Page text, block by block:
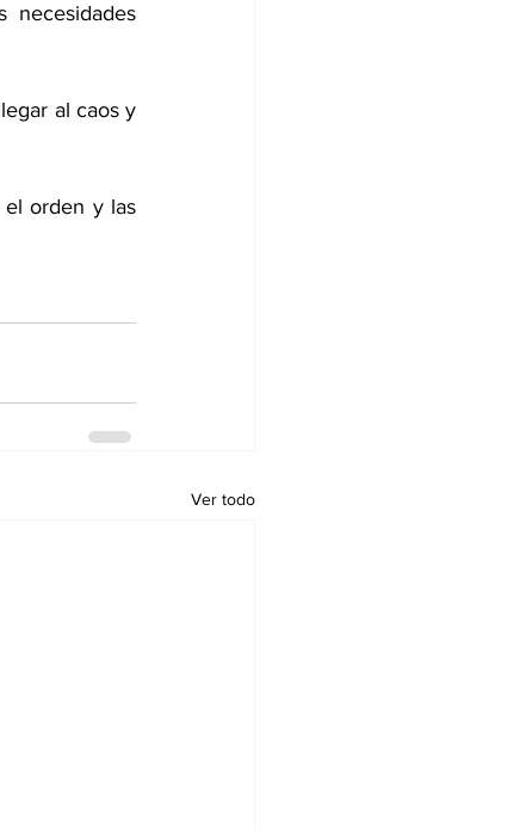
necesidades
al caos y
el orden y las
Ver todo